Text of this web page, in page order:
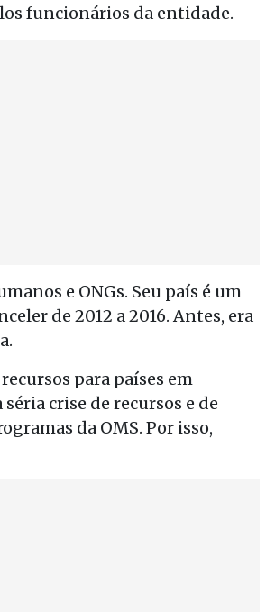
funcionários da entidade.
e ONGs. Seu país é um
de 2012 a 2016. Antes, era
para países em
crise de recursos e de
da OMS. Por isso,